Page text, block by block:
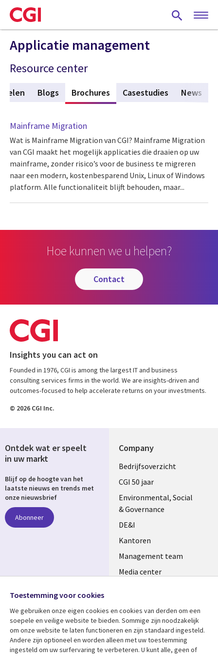
Skip
to
main
content
Applicatie management
Resource center
Blogs Brochures (active tab)
Casestudies News
Mainframe Migration
Wat is Mainframe Migration van CGI? Mainframe Migration
van CGI maakt het mogelijk applicaties die draaien op uw
mainframe, zonder risico’s voor de business te migreren
naar een modern, kostenbesparend Unix, Linux of Windows
platform. Alle functionaliteit blijft behouden, maar...
Hoe kunnen we u helpen?
contact
Insights you can act on
Founded in 1976, CGI is among the largest IT and business
consulting services firms in the world. We are insights-driven and
outcomes-focused to help accelerate returns on your investments.
© 2026 CGI Inc.
Company
Useful
links
NETHERLANDS
Bedrijfsoverzicht
CGI 50 jaar
Environmental, Social
& Governance
DE&I
Kantoren
Management team
Media center
Bekijk meer Support
Ontdek wat er speelt
in uw markt
Blijf op de hoogte van het
laatste nieuws en trends met
onze nieuwsbrief
Abonneer
Media
NETHERLANDS
Toestemming voor cookies
We gebruiken onze eigen cookies en cookies van derden om een ​​
soepele en veilige website te bieden. Sommige zijn noodzakelijk
om onze website te laten functioneren en zijn standaard ingesteld.
Andere zijn optioneel en worden alleen met uw toestemming
ingesteld om uw surfervaring te verbeteren. U kunt alle, geen of